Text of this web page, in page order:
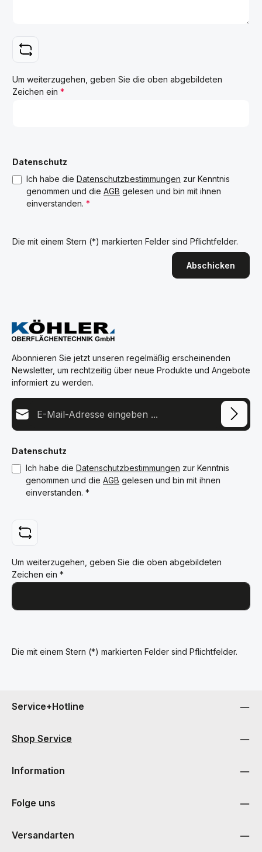
Um weiterzugehen, geben Sie die oben abgebildeten
Zeichen ein *
Datenschutz
Ich habe die Datenschutzbestimmungen zur Kenntnis
genommen und die AGB gelesen und bin mit ihnen
einverstanden. *
Die mit einem Stern (*) markierten Felder sind Pflichtfelder.
Abschicken
Abonnieren Sie jetzt unseren regelmäßig erscheinenden
Newsletter, um rechtzeitig über neue Produkte und Angebote
informiert zu werden.
E-Mail-Adresse*
Datenschutz
Ich habe die Datenschutzbestimmungen zur Kenntnis
genommen und die AGB gelesen und bin mit ihnen
einverstanden. *
Um weiterzugehen, geben Sie die oben abgebildeten
Zeichen ein *
Die mit einem Stern (*) markierten Felder sind Pflichtfelder.
Service+Hotline
Shop Service
Information
Folge uns
Versandarten